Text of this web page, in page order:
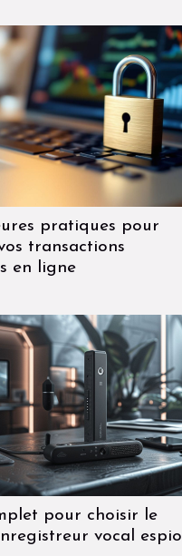
pratiques pour
transactions
en ligne
pour choisir le
vocal